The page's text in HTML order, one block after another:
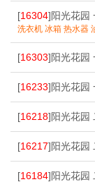
[16304]阳光花园
洗衣机 冰箱 热水器
[16303]阳光花园
[16233]阳光花园
[16218]阳光花园
[16217]阳光花园
[16184]阳光花园